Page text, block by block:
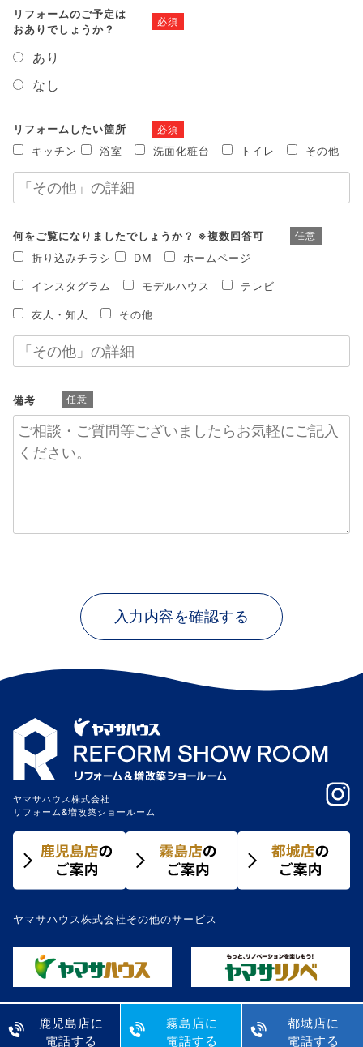
リフォームのご予定は
おありでしょうか？
必須
あり
なし
リフォームしたい箇所 必須
キッチン 浴室 洗面化粧台 トイレ その他
何をご覧になりましたでしょうか？ ※複数回答可 任意
折り込みチラシ DM ホームページ
インスタグラム モデルハウス テレビ
友人・知人 その他
備考 任意
ヤマサハウス株式会社
リフォーム&増改築ショールーム
ヤマサハウス株式会社その他のサービス
鹿児島店に
電話する
霧島店に
電話する
都城店に
電話する